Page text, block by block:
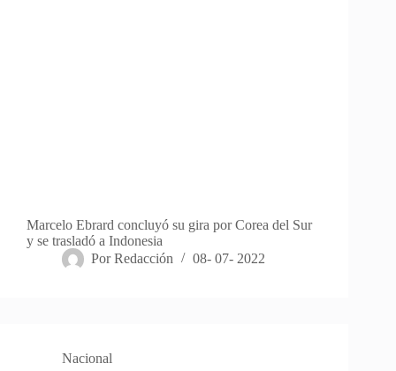
Marcelo Ebrard concluyó su gira por Corea del Sur
y se trasladó a Indonesia
Por Redacción 08- 07- 2022
Nacional